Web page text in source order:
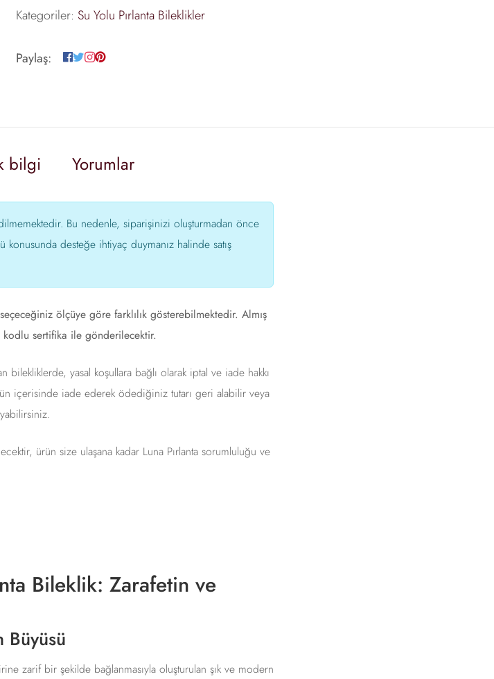
Kategoriler: Su Yolu Pırlanta Bileklikler
Paylaş:
bilgi Yorumlar
Bu nedenle, siparişinizi oluşturmadan önce
desteğe ihtiyaç duymanız halinde satış
ölçüye göre farklılık gösterebilmektedir. Almış
sertifika ile gönderilecektir.
bilekliklerde, yasal koşullara bağlı olarak iptal ve iade hakkı
içerisinde iade ederek ödediğiniz tutarı geri alabilir veya
ürün size ulaşana kadar Luna Pırlanta sorumluluğu ve
Bileklik: Zarafetin ve
Büyüsü
zarif bir şekilde bağlanmasıyla oluşturulan şık ve modern